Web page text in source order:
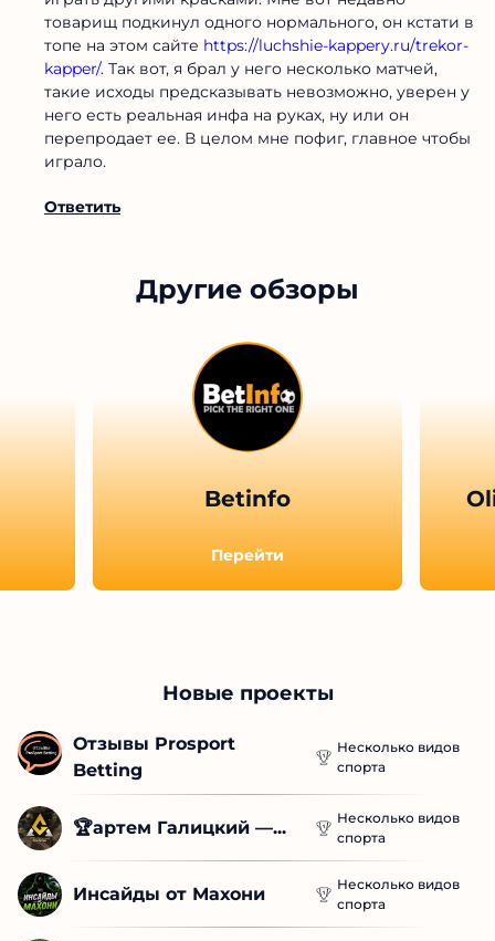
товарищ подкинул одного нормального, он кстати в
топе на этом сайте https://luchshie-kappery.ru/trekor-
kapper/. Так вот, я брал у него несколько матчей,
такие исходы предсказывать невозможно, уверен у
него есть реальная инфа на руках, ну или он
перепродает ее. В целом мне пофиг, главное чтобы
играло.
Ответить
Другие обзоры
Betinfo
Перейти
Новые проекты
Отзывы Prosport
Betting
Несколько видов
спорта
🏆артем Галицкий —...
Несколько видов
спорта
Инсайды от Махони
Несколько видов
спорта